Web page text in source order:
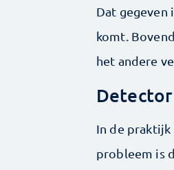
Dat gegeven
komt.
het andere
Detector
In de
probleem is